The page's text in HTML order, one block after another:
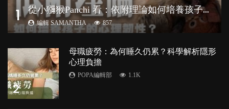
1 從
小獼猴Panchi 看：依附理論如何培養孩子心理韌性？
編輯 SAMANTHA 857
2
母職疲勞：為何睡久仍累？科學解析隱形
心理負擔
POPA編輯部 1.1K